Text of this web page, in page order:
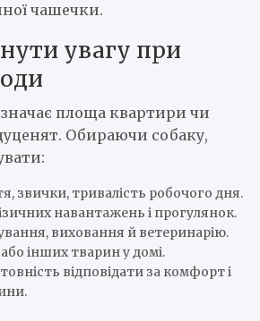
чашечки.
увагу при
площа квартири чи
Обираючи собаку,
звички, тривалість робочого дня.
навантажень і прогулянок.
виховання й ветеринарію.
інших тварин у домі.
відповідати за комфорт і